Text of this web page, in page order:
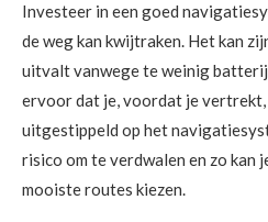
Investeer in een goed
de weg kan kwijtraken. Het kan
uitvalt vanwege te weinig
ervoor dat je, voordat je
uitgestippeld op het
risico om te verdwalen en zo kan
mooiste routes kiezen.